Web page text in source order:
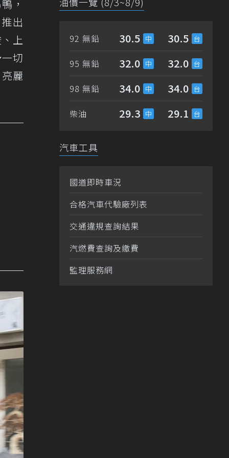
，
出
上
切
麗
92 無鉛 30.5 30.5
95 無鉛 32.0 32.0
98 無鉛 34.0 34.0
柴油 29.3 29.1
汽車工具
國道即時車況
合格汽車代驗廠列表
交通違規查詢結果
汽燃費查詢及繳費
監理服務網